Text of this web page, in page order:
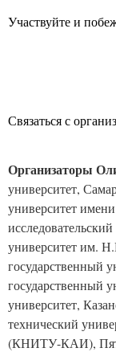
Участвуйте и
Связаться с
Организаторы
университет,
университет
университет им.
государственный
государственный
университет,
технический
(КНИТУ-КАИ),